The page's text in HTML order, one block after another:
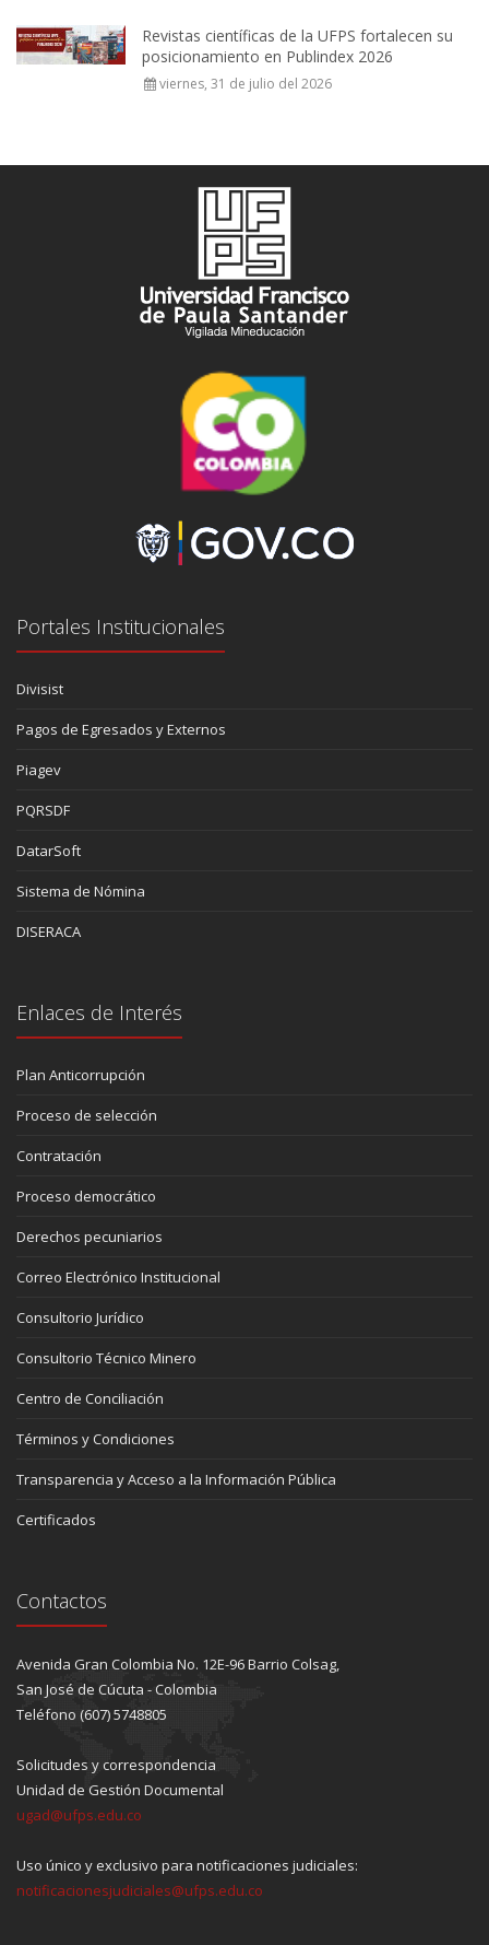
Revistas científicas de la UFPS fortalecen su
posicionamiento en Publindex 2026
viernes, 31 de julio del 2026
Portales Institucionales
Divisist
Pagos de Egresados y Externos
Piagev
PQRSDF
DatarSoft
Sistema de Nómina
DISERACA
Enlaces de Interés
Plan Anticorrupción
Proceso de selección
Contratación
Proceso democrático
Derechos pecuniarios
Correo Electrónico Institucional
Consultorio Jurídico
Consultorio Técnico Minero
Centro de Conciliación
Términos y Condiciones
Transparencia y Acceso a la Información Pública
Certificados
Contactos
Avenida Gran Colombia No. 12E-96 Barrio Colsag,
San José de Cúcuta - Colombia
Teléfono (607) 5748805
Solicitudes y correspondencia
Unidad de Gestión Documental
ugad@ufps.edu.co
Uso único y exclusivo para notificaciones judiciales:
notificacionesjudiciales@ufps.edu.co